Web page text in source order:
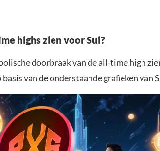
highs zien voor Sui?
doorbraak van de all-time high
van de onderstaande grafieken van